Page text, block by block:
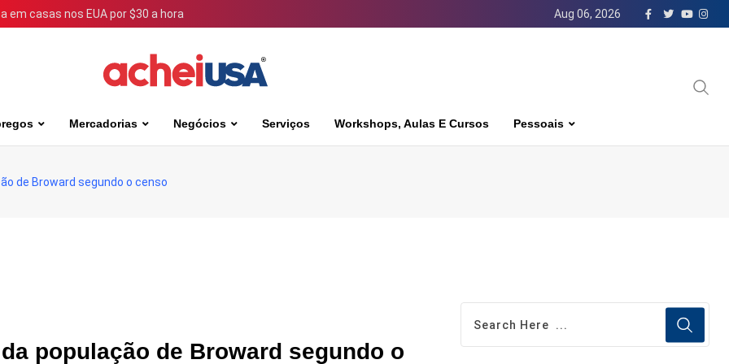
casas nos EUA por $30 a hora Aug 06, 2026
Mercadorias Negócios Serviços Workshops, Aulas E Cursos Pessoais
de Broward segundo o censo
população de Broward segundo o